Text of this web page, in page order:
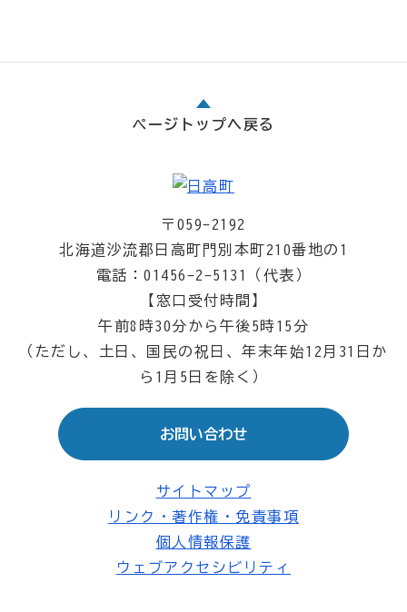
ページトップへ戻る
〒059-2192
北海道沙流郡日高町門別本町210番地の1
電話：01456-2-5131（代表）
【窓口受付時間】
午前8時30分から午後5時15分
（ただし、土日、国民の祝日、年末年始12月31日か
ら1月5日を除く）
お問い合わせ
サイトマップ
リンク・著作権・免責事項
個人情報保護
ウェブアクセシビリティ